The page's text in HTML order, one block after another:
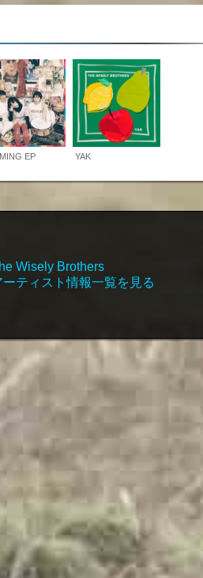
EP YAK
Wisely Brothers
ーティスト情報一覧を見る